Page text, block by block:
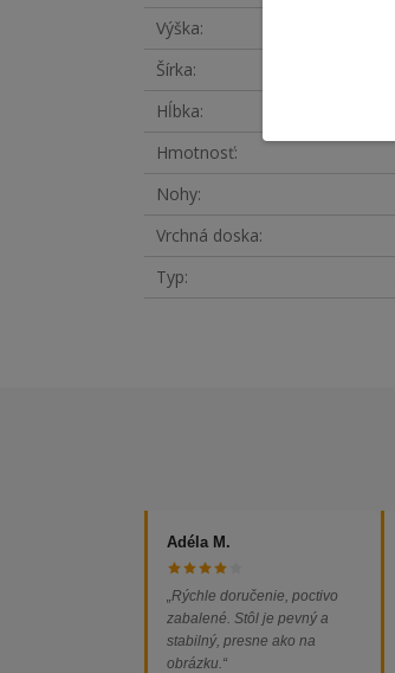
Výška
Šírka
Hĺbka
Hmotnosť
Nohy
Vrchná doska
Typ
Adéla M.
„Rýchle doručenie, poctivo
zabalené. Stôl je pevný a
stabilný, presne ako na
obrázku.“